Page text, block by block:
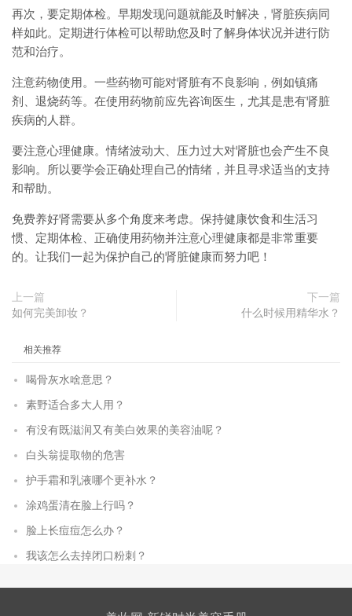
再次，要定期体检。早期发现问题就能及时解决，肾脏疾病同
样如此。定期进行体检可以帮助您及时了解身体状况并进行防
范和治疗。
注意药物使用。一些药物可能对肾脏有不良影响，例如镇痛
剂、退烧药等。在使用药物前应先咨询医生，尤其是患有肾脏
疾病的人群。
要注意心理健康。情绪波动大、压力过大对肾脏也会产生不良
影响。所以要学会正确处理自己的情绪，并且寻求适当的支持
和帮助。
免费养好肾需要从多个角度来考虑。保持健康饮食和生活习
惯、定期体检、正确使用药物并注意心理健康都是非常重要
的。让我们一起为保护自己的肾脏健康而努力吧！
上一篇
如何完美卸妆？
下一篇
什么时候用精华水？
相关推荐
喝骨灰水啥意思？
素野适合多大人用？
有没有既滋润又有美白效果的美容油呢？
白头翁提取物的危害
护手霜和乳液哪个更补水？
涂鸡蛋清在脸上行吗？
脸上长痘痘怎么办？
我该怎么去掉闭口粉刺？